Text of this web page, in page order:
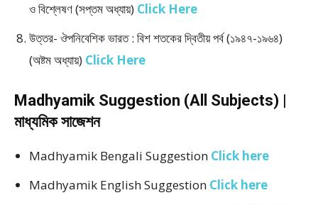
ও বিশ্লেষণ (সপ্তম অধ্যায়) Click Here
উত্তর- ঔপনিবেশিক ভারত : বিশ শতকের দ্বিতীয় পর্ব (১৯৪৭-১৯৬৪)
(অষ্টম অধ্যায়) Click Here
Madhyamik Suggestion (All Subjects) |
মাধ্যমিক সাজেশন
Madhyamik Bengali Suggestion Click here
Madhyamik English Suggestion Click here